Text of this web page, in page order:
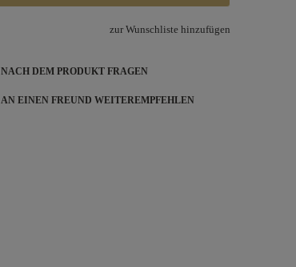
zur Wunschliste hinzufügen
NACH DEM PRODUKT FRAGEN
AN EINEN FREUND WEITEREMPFEHLEN